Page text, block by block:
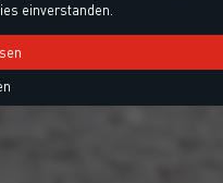
einverstanden.